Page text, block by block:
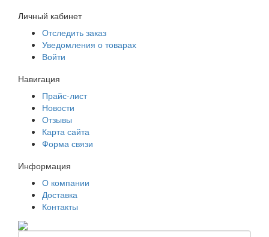
Личный кабинет
Отследить заказ
Уведомления о товарах
Войти
Навигация
Прайс-лист
Новости
Отзывы
Карта сайта
Форма связи
Информация
О компании
Доставка
Контакты